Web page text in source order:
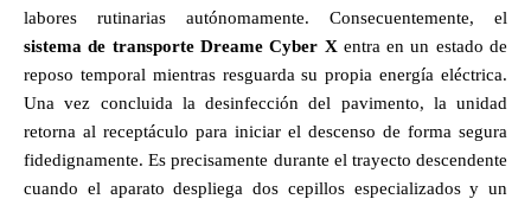
labores rutinarias autónomamente. Consecuentemente, el
sistema de transporte Dreame Cyber X entra en un estado de
reposo temporal mientras resguarda su propia energía eléctrica.
Una vez concluida la desinfección del pavimento, la unidad
retorna al receptáculo para iniciar el descenso de forma segura
fidedignamente. Es precisamente durante el trayecto descendente
cuando el aparato despliega dos cepillos especializados y un